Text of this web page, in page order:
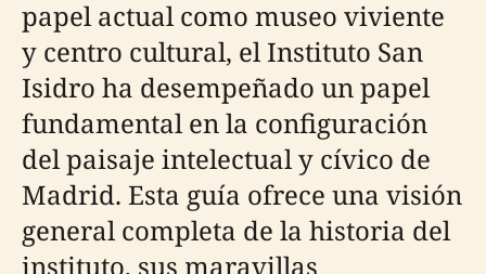
papel actual como museo viviente
y centro cultural, el Instituto San
Isidro ha desempeñado un papel
fundamental en la configuración
del paisaje intelectual y cívico de
Madrid. Esta guía ofrece una visión
general completa de la historia del
instituto, sus maravillas